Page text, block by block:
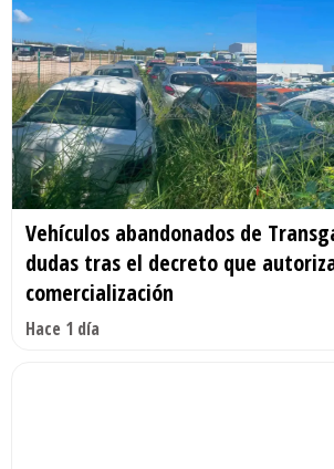
Vehículos abandonados de
dudas tras el decreto que
comercialización
Hace 1 día